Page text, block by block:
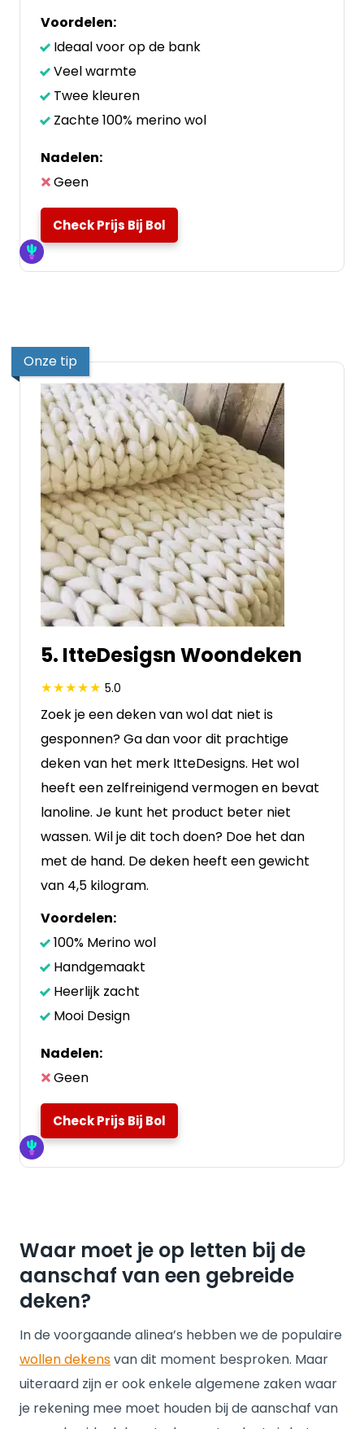
Voordelen:
Ideaal voor op de bank
Veel warmte
Twee kleuren
Zachte 100% merino wol
Nadelen:
Geen
Check Prijs Bij Bol
Onze tip
5. ItteDesigsn Woondeken
5.0
Zoek je een deken van wol dat niet is
gesponnen? Ga dan voor dit prachtige
deken van het merk ItteDesigns. Het wol
heeft een zelfreinigend vermogen en bevat
lanoline. Je kunt het product beter niet
wassen. Wil je dit toch doen? Doe het dan
met de hand. De deken heeft een gewicht
van 4,5 kilogram.
Voordelen:
100% Merino wol
Handgemaakt
Heerlijk zacht
Mooi Design
Nadelen:
Geen
Check Prijs Bij Bol
Waar moet je op letten bij de
aanschaf van een gebreide
deken?
In de voorgaande alinea’s hebben we de populaire
wollen dekensvan dit moment besproken. Maar
uiteraard zijn er ook enkele algemene zaken waar
je rekening mee moet houden bij de aanschaf van